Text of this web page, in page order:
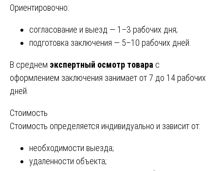
Ориентировочно:
согласование и выезд — 1–3 рабочих дня;
подготовка заключения — 5–10 рабочих дней.
В среднем экспертный осмотр товара с
оформлением заключения занимает от 7 до 14 рабочих
дней.
Стоимость
Стоимость определяется индивидуально и зависит от:
необходимости выезда;
удаленности объекта;